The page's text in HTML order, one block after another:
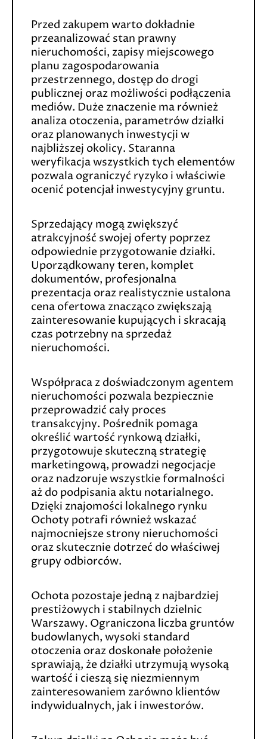
Przed zakupem warto dokładnie
przeanalizować stan prawny
nieruchomości, zapisy miejscowego
planu zagospodarowania
przestrzennego, dostęp do drogi
publicznej oraz możliwości podłączenia
mediów. Duże znaczenie ma również
analiza otoczenia, parametrów działki
oraz planowanych inwestycji w
najbliższej okolicy. Staranna
weryfikacja wszystkich tych elementów
pozwala ograniczyć ryzyko i właściwie
ocenić potencjał inwestycyjny gruntu.
Sprzedający mogą zwiększyć
atrakcyjność swojej oferty poprzez
odpowiednie przygotowanie działki.
Uporządkowany teren, komplet
dokumentów, profesjonalna
prezentacja oraz realistycznie ustalona
cena ofertowa znacząco zwiększają
zainteresowanie kupujących i skracają
czas potrzebny na sprzedaż
nieruchomości.
Współpraca z doświadczonym agentem
nieruchomości pozwala bezpiecznie
przeprowadzić cały proces
transakcyjny. Pośrednik pomaga
określić wartość rynkową działki,
przygotowuje skuteczną strategię
marketingową, prowadzi negocjacje
oraz nadzoruje wszystkie formalności
aż do podpisania aktu notarialnego.
Dzięki znajomości lokalnego rynku
Ochoty potrafi również wskazać
najmocniejsze strony nieruchomości
oraz skutecznie dotrzeć do właściwej
grupy odbiorców.
Ochota pozostaje jedną z najbardziej
prestiżowych i stabilnych dzielnic
Warszawy. Ograniczona liczba gruntów
budowlanych, wysoki standard
otoczenia oraz doskonałe położenie
sprawiają, że działki utrzymują wysoką
wartość i cieszą się niezmiennym
zainteresowaniem zarówno klientów
indywidualnych, jak i inwestorów.